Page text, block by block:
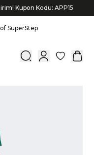
Kupon Kodu: APP15
taksit seçenekleri!
SuperStep
0